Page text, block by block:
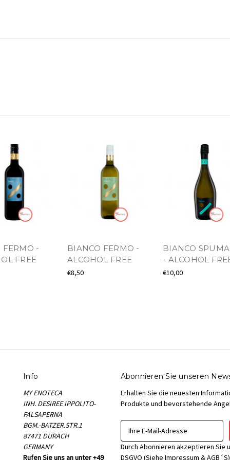
FERMO -
FREE
BIANCO FERMO -
ALCOHOL FREE
€8,50
BIANCO
- ALCOHOL
€10,00
Info
MY ENOTECA
INH. DESIREE IPPOLITO-
FALSAPERNA
BGM.-BATZER.STR.1
87471 DURACH
GERMANY
Rufen Sie uns an unter +49
Abonnieren Sie unseren
Erhalten Sie die neuesten
Produkte und bevorstehende
M
a
Durch Abonnieren akzeptieren Sie
DSGVO (Siehe Impressum & AGB´S) ///